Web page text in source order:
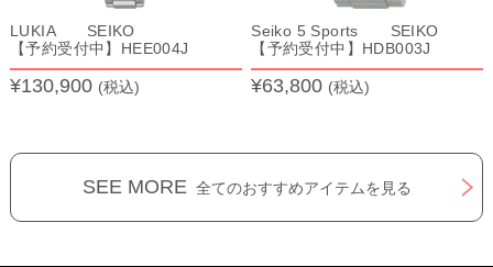
LUKIA SEIKO
【予約受付中】HEE004J
¥130,900 (税込)
Seiko 5 Sports SEIKO
【予約受付中】HDB003J
¥63,800 (税込)
SEE MORE 全てのおすすめアイテムを見る